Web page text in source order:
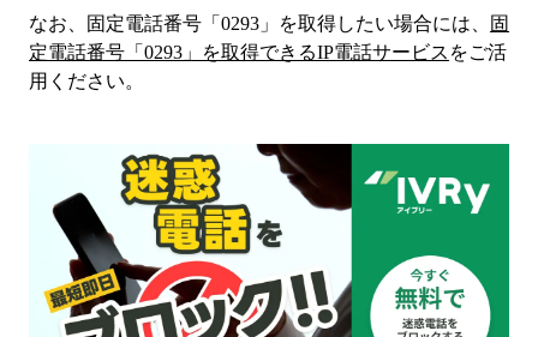
なお、固定電話番号「 0293 」を取得したい場合には、
固
定電話番号「 0293 」を取得できるIP電話サービス をご活
用ください。